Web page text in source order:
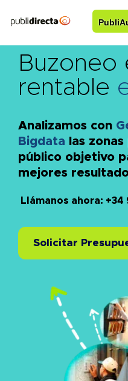
al
rentable
Analizamos con
Bigdata las
público objetivo
mejores
Llámanos ahora: +34
Solicitar